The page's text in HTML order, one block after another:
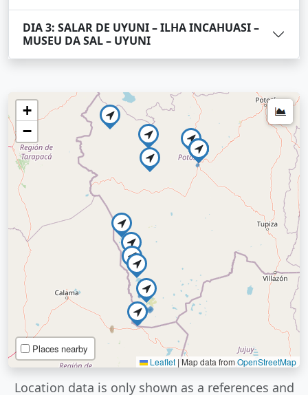
DIA 3: SALAR DE UYUNI – ILHA INCAHUASI –
MUSEU DA SAL – UYUNI
+
−
Places nearby
Leaflet | Map data fromOpenStreetMap
Location data is only shown as a references and